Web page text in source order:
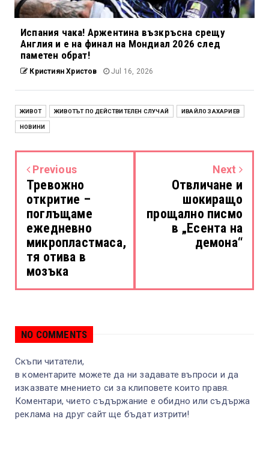
Испания чака! Аржентина възкръсна срещу
Англия и е на финал на Мондиал 2026 след
паметен обрат!
Кристиян Христов Jul 16, 2026
ЖИВОТ ЖИВОТЪТ ПО ДЕЙСТВИТЕЛЕН СЛУЧАЙ ИВАЙЛО ЗАХАРИЕВ
НОВИНИ
Previous
Тревожно
откритие –
поглъщаме
ежедневно
микропластмаса,
тя отива в
мозъка
Next
Отвличане и
шокиращо
прощално писмо
в „Есента на
демона“
NO COMMENTS
Скъпи читатели,
в коментарите можете да ни задавате въпроси и да
изказвате мнението си за клиповете които правя.
Коментари, чието съдържание е обидно или съдържа
реклама на друг сайт ще бъдат изтрити!